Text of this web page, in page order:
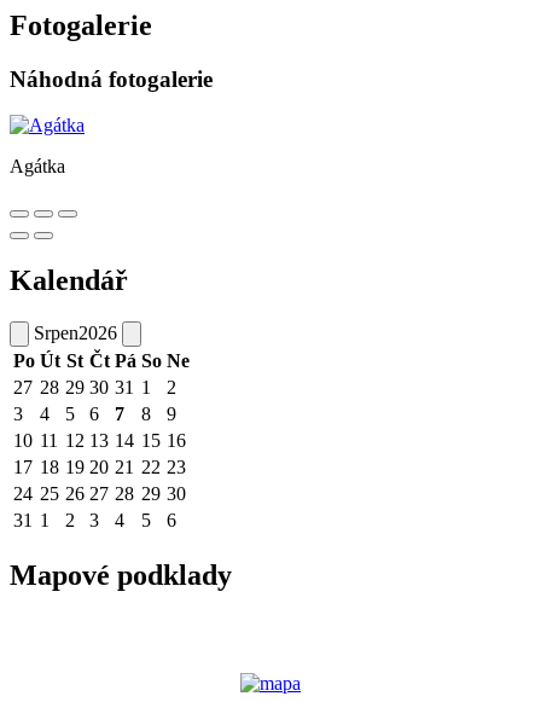
Fotogalerie
Náhodná fotogalerie
Agátka
Kalendář
Srpen2026
Po Út St Čt Pá So Ne
27 28 29 30 31 1
2
3
4 5 6 7 8
9
10 11 12 13 14 15 16
17 18 19 20 21 22 23
24 25 26 27 28 29 30
31 1 2 3 4 5 6
Mapové podklady